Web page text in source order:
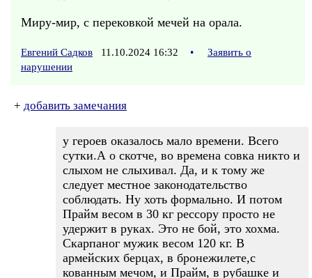
Миру-мир, с перековкой мечей на орала.
Евгений Садков 11.10.2024 16:32 •
Заявить о
нарушении
+ добавить замечания
у героев оказалось мало времени. Всего
сутки.А о скотче, во времена совка никто и
слыхом не слыхивал. Да, и к тому же
следует местное законодательство
соблюдать. Ну хоть формально. И потом
Прайм весом в 30 кг рессору просто не
удержит в руках. Это не бой, это хохма.
Скарпаног мужик весом 120 кг. В
армейских берцах, в бронежилете,с
кованным мечом, и Прайм, в рубашке и